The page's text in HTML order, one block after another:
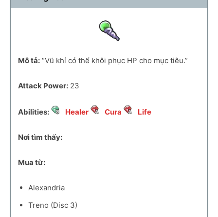
Mô tả: “Vũ khí có thể khôi phục HP cho mục tiêu.”
Attack Power: 23
Abilities: Healer Cura Life
Nơi tìm thấy:
Mua từ:
Alexandria
Treno (Disc 3)